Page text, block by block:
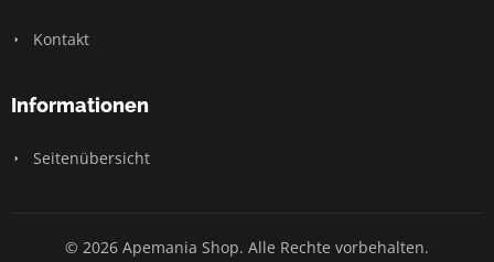
Kontakt
Informationen
Seitenübersicht
© 2026 Apemania Shop. Alle Rechte vorbehalten.